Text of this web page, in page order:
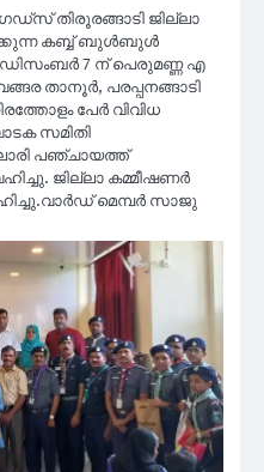
തിരൂരങ്ങാടി ജില്ലാ
കബ്ബ് ബുൾബുൾ
7 ന് പെരുമണ്ണ എ
താനൂർ, പരപ്പനങ്ങാടി
പേർ വിവിധ
സമിതി
പഞ്ചായത്ത്
ജില്ലാ കമ്മീഷണർ
മെമ്പർ സാജു